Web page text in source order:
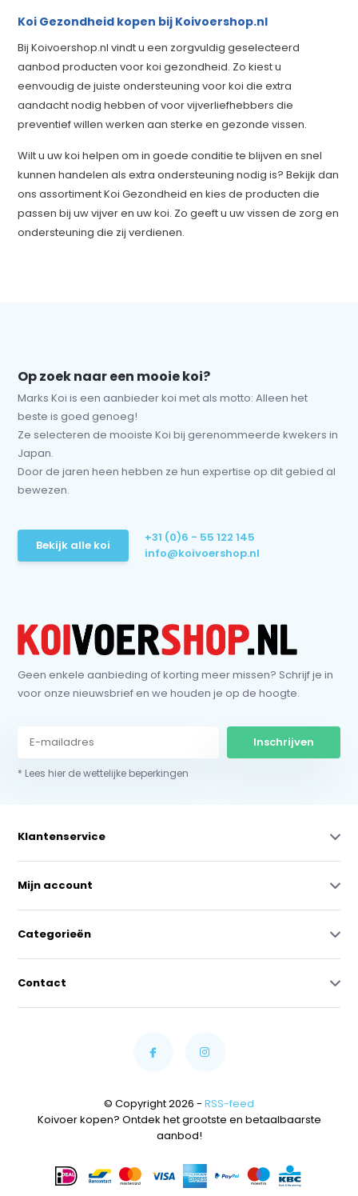
Koi Gezondheid kopen bij Koivoershop.nl
Bij Koivoershop.nl vindt u een zorgvuldig geselecteerd
aanbod producten voor koi gezondheid. Zo kiest u
eenvoudig de juiste ondersteuning voor koi die extra
aandacht nodig hebben of voor vijverliefhebbers die
preventief willen werken aan sterke en gezonde vissen.
Wilt u uw koi helpen om in goede conditie te blijven en snel
kunnen handelen als extra ondersteuning nodig is? Bekijk dan
ons assortiment Koi Gezondheid en kies de producten die
passen bij uw vijver en uw koi. Zo geeft u uw vissen de zorg en
ondersteuning die zij verdienen.
Op zoek naar een mooie koi?
Marks Koi is een aanbieder koi met als motto: Alleen het
beste is goed genoeg!
Ze selecteren de mooiste Koi bij gerenommeerde kwekers in
Japan.
Door de jaren heen hebben ze hun expertise op dit gebied al
bewezen.
Bekijk alle koi
+31 (0)6 - 55 122 145
info@koivoershop.nl
Geen enkele aanbieding of korting meer missen? Schrijf je in
voor onze nieuwsbrief en we houden je op de hoogte.
Inschrijven
* Lees hier de wettelijke beperkingen
Klantenservice
Mijn account
Categorieën
Contact
© Copyright 2026 - RSS-feed
Koivoer kopen? Ontdek het grootste en betaalbaarste
aanbod!